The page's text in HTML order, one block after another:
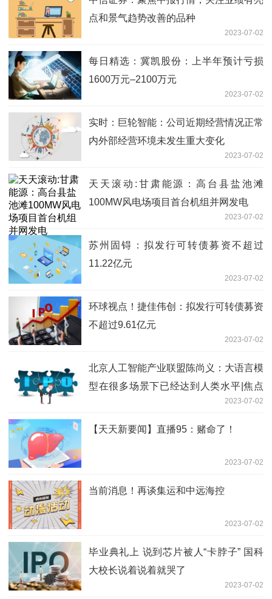
点和景气趋势改善的品种
2023-07-02
每日精选：冀凯股份：上半年预计亏损
1600万元–2100万元
2023-07-02
实时：巨轮智能：公司近期经营情况正常
内外部经营环境未发生重大变化
2023-07-02
天天滚动:甘肃能源：高台县盐池滩
100MW风电场项目首台机组并网发电
2023-07-02
苏州固锝：拟发行可转债募资不超过
11.22亿元
2023-07-02
环球视点！捷佳伟创：拟发行可转债募资
不超过9.61亿元
2023-07-02
北京人工智能产业联盟陈尚义：大语言模
型在很多场景下已经达到人类水平|焦点
2023-07-02
【天天新要闻】直播95：赌命了！
2023-07-02
当前消息！再谈集运和中远海控
2023-07-02
毕业典礼上 说到芯片被人“卡脖子” 国科
大校长说着说着就哭了
2023-07-02